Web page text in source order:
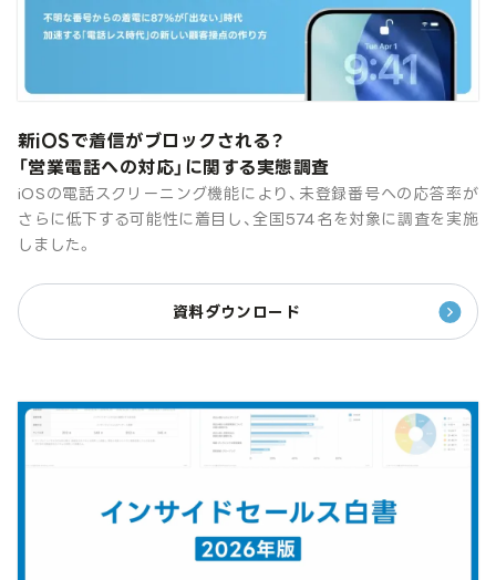
新iOSで着信がブロックされる？
「営業電話への対応」に関する実態調査
iOSの電話スクリーニング機能により、未登録番号への応答率が
さらに低下する可能性に着目し、全国574名を対象に調査を実施
しました。
資料ダウンロード